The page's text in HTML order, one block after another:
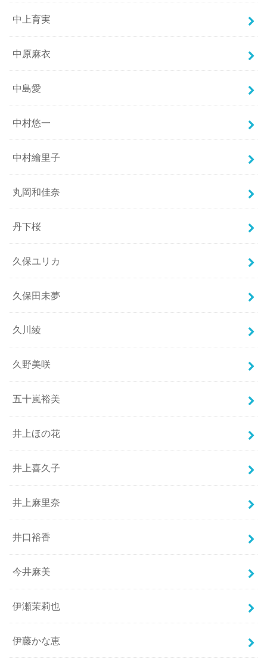
中上育実
中原麻衣
中島愛
中村悠一
中村繪里子
丸岡和佳奈
丹下桜
久保ユリカ
久保田未夢
久川綾
久野美咲
五十嵐裕美
井上ほの花
井上喜久子
井上麻里奈
井口裕香
今井麻美
伊瀬茉莉也
伊藤かな恵